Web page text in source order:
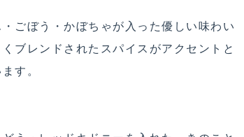
ごぼう・かぼちゃが入った優しい味わい
ブレンドされたスパイスがアクセントと
す。